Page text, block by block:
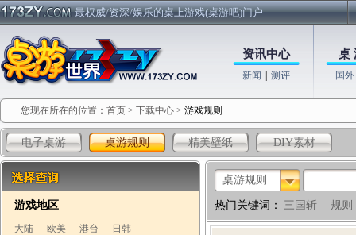
最权威/资深/娱乐的桌上游戏(桌游吧)门户
资讯中心
新闻 测评
桌
国外
您现在所在的位置： 首页 > 下载中心 > 游戏规则
电子桌游 桌游规则 精美壁纸 DIY素材
游戏地区
大陆 欧美 港台 日韩
桌游规则
热门关键词： 三国斩 规则